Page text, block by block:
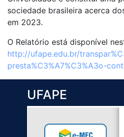
sociedade brasileira acerca
em 2023.
O Relatório está disponível
http://ufape.edu.br/
presta%C3%A7%C3%A3o-
UFAPE